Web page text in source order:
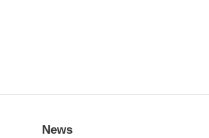
News